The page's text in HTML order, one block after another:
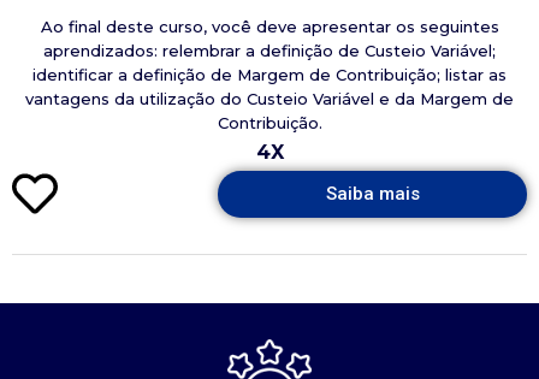
Ao final deste curso, você deve apresentar os seguintes
aprendizados: relembrar a definição de Custeio Variável;
identificar a definição de Margem de Contribuição; listar as
vantagens da utilização do Custeio Variável e da Margem de
Contribuição.
4X
Saiba mais